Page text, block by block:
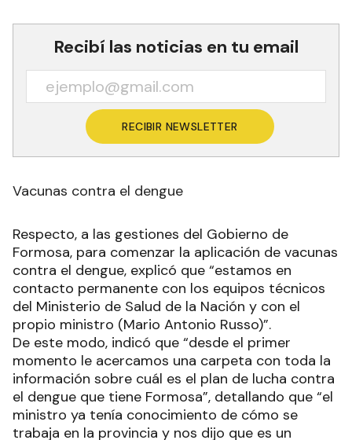
Recibí las noticias en tu email
RECIBIR NEWSLETTER
Vacunas contra el dengue
Respecto, a las gestiones del Gobierno de
Formosa, para comenzar la aplicación de vacunas
contra el dengue, explicó que “estamos en
contacto permanente con los equipos técnicos
del Ministerio de Salud de la Nación y con el
propio ministro (Mario Antonio Russo)”.
De este modo, indicó que “desde el primer
momento le acercamos una carpeta con toda la
información sobre cuál es el plan de lucha contra
el dengue que tiene Formosa”, detallando que “el
ministro ya tenía conocimiento de cómo se
trabaja en la provincia y nos dijo que es un